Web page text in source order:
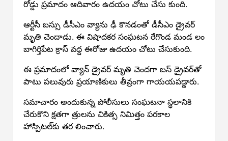
రోడ్డు ప్రమాదం ఆదివారం ఉదయం చోటు చేసు కుంది.
ఆర్టీసీ బస్సు డీసీఎం వ్యాను ఢీ కొనడంతో డీసీఎం డ్రైవర్‌
మృతి చెందాడు. ఈ విషాదకర సంఘటన రేగొండ మండ లం
బాగిర్తిపేట క్రాస్ వద్ద ఈరోజు ఉదయం చోటు చేసుకుంది.
ఈ ప్రమాదంలో వ్యాన్ డ్రైవర్ మృతి చెందగా బస్ డ్రైవర్‌తో
పాటు పలువురు ప్రయాణికులు తీవ్రంగా గాయయపడ్డారు.
సమాచారం అందుకున్న పోలీసులు సంఘటనా స్థలానికి
చేరుకొని క్షతగా త్రులను చికిత్స నిమిత్తం పరకాల
హాస్పిటల్‌కు తర లించారు.